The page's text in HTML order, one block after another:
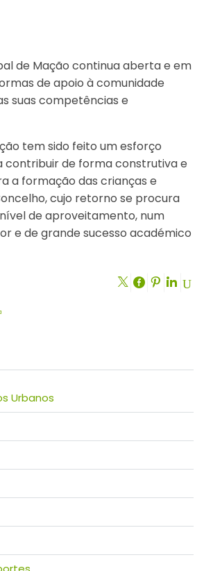
Urbanos
de Mação continua aberta e em
de apoio à comunidade
suas competências e
tem sido feito um esforço
contribuir de forma construtiva e
a formação das crianças e
cujo retorno se procura
de aproveitamento, num
e de grande sucesso académico